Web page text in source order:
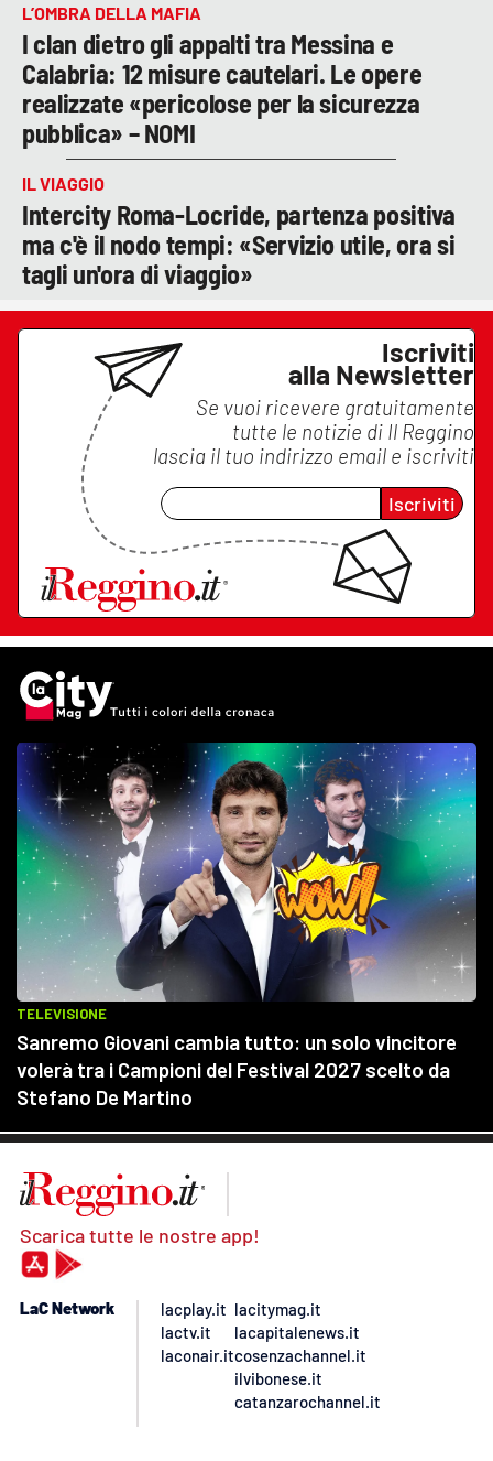
L’OMBRA DELLA MAFIA
I clan dietro gli appalti tra Messina e
Calabria: 12 misure cautelari. Le opere
realizzate «pericolose per la sicurezza
pubblica» – NOMI
IL VIAGGIO
Intercity Roma-Locride, partenza positiva
ma c'è il nodo tempi: «Servizio utile, ora si
tagli un'ora di viaggio»
Iscriviti
alla Newsletter
Se vuoi ricevere gratuitamente
tutte le notizie di Il Reggino
lascia il tuo indirizzo email e iscriviti
Iscriviti
Scarica tutte le nostre app!
LaC Network
lacplay.it
lactv.it
laconair.it
lacitymag.it
lacapitalenews.it
cosenzachannel.it
ilvibonese.it
catanzarochannel.it